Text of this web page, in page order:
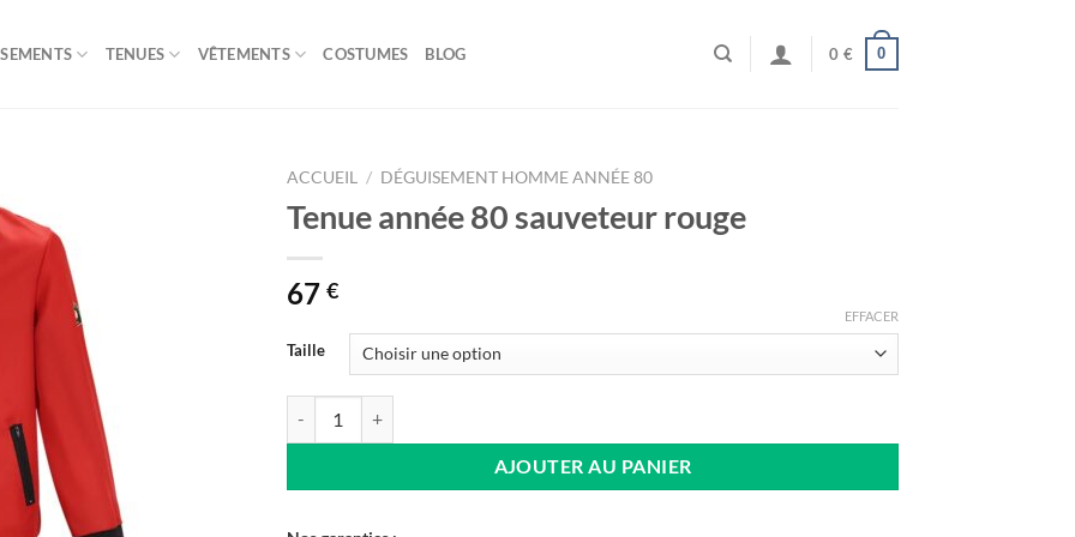
TENUES VÊTEMENTS COSTUMES BLOG 0 € 0
ACCUEIL / DÉGUISEMENT HOMME ANNÉE 80
Tenue année 80 sauveteur rouge
67 €
Taille
EFFACER
AJOUTER AU PANIER